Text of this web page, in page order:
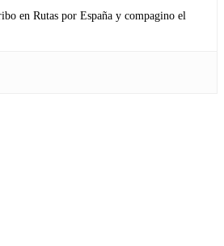
en Rutas por España y compagino el